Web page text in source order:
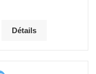
Détails